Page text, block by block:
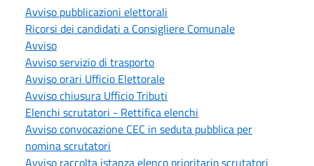
Avviso pubblicazioni elettorali
Ricorsi dei candidati a Consigliere Comunale
Avviso
Avviso servizio di trasporto
Avviso orari Ufficio Elettorale
Avviso chiusura Ufficio Tributi
Elenchi scrutatori - Rettifica elenchi
Avviso convocazione CEC in seduta pubblica per
nomina scrutatori
Avviso raccolta istanza elenco prioritario scrutatori